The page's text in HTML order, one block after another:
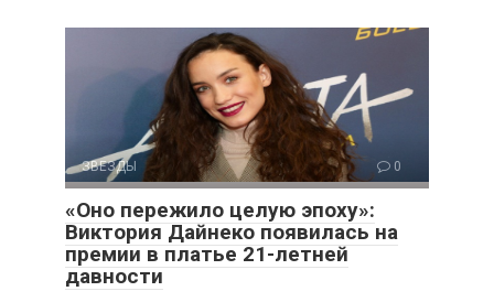
ЗВЕЗДЫ 0
«Оно пережило целую эпоху»:
Виктория Дайнеко появилась на
премии в платье 21-летней
давности